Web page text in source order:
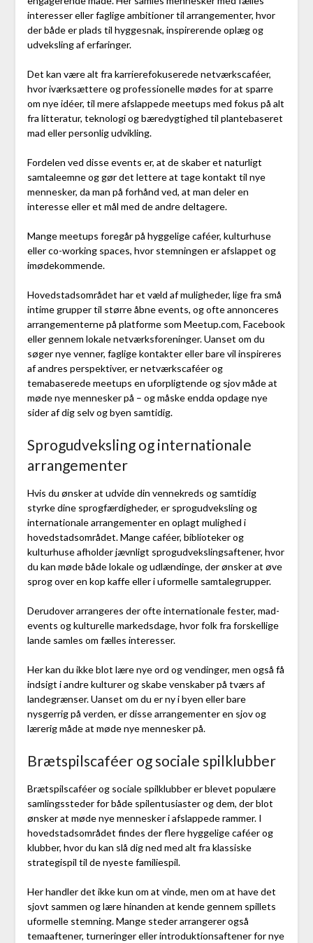
interesser eller faglige ambitioner til arrangementer, hvor
der både er plads til hyggesnak, inspirerende oplæg og
udveksling af erfaringer.
Det kan være alt fra karrierefokuserede netværkscaféer,
hvor iværksættere og professionelle mødes for at sparre
om nye idéer, til mere afslappede meetups med fokus på alt
fra litteratur, teknologi og bæredygtighed til plantebaseret
mad eller personlig udvikling.
Fordelen ved disse events er, at de skaber et naturligt
samtaleemne og gør det lettere at tage kontakt til nye
mennesker, da man på forhånd ved, at man deler en
interesse eller et mål med de andre deltagere.
Mange meetups foregår på hyggelige caféer, kulturhuse
eller co-working spaces, hvor stemningen er afslappet og
imødekommende.
Hovedstadsområdet har et væld af muligheder, lige fra små
intime grupper til større åbne events, og ofte annonceres
arrangementerne på platforme som Meetup.com, Facebook
eller gennem lokale netværksforeninger. Uanset om du
søger nye venner, faglige kontakter eller bare vil inspireres
af andres perspektiver, er netværkscaféer og
temabaserede meetups en uforpligtende og sjov måde at
møde nye mennesker på – og måske endda opdage nye
sider af dig selv og byen samtidig.
Sprogudveksling og internationale
arrangementer
Hvis du ønsker at udvide din vennekreds og samtidig
styrke dine sprogfærdigheder, er sprogudveksling og
internationale arrangementer en oplagt mulighed i
hovedstadsområdet. Mange caféer, biblioteker og
kulturhuse afholder jævnligt sprogudvekslingsaftener, hvor
du kan møde både lokale og udlændinge, der ønsker at øve
sprog over en kop kaffe eller i uformelle samtalegrupper.
Derudover arrangeres der ofte internationale fester, mad-
events og kulturelle markedsdage, hvor folk fra forskellige
lande samles om fælles interesser.
Her kan du ikke blot lære nye ord og vendinger, men også få
indsigt i andre kulturer og skabe venskaber på tværs af
landegrænser. Uanset om du er ny i byen eller bare
nysgerrig på verden, er disse arrangementer en sjov og
lærerig måde at møde nye mennesker på.
Brætspilscaféer og sociale spilklubber
Brætspilscaféer og sociale spilklubber er blevet populære
samlingssteder for både spilentusiaster og dem, der blot
ønsker at møde nye mennesker i afslappede rammer. I
hovedstadsområdet findes der flere hyggelige caféer og
klubber, hvor du kan slå dig ned med alt fra klassiske
strategispil til de nyeste familiespil.
Her handler det ikke kun om at vinde, men om at have det
sjovt sammen og lære hinanden at kende gennem spillets
uformelle stemning. Mange steder arrangerer også
temaaftener, turneringer eller introduktionsaftener for nye